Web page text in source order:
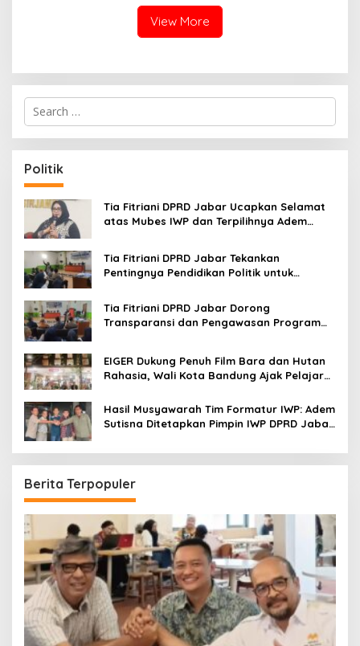
View More
S
r
c
h
f
o
:
Politik
Tia Fitriani DPRD Jabar Ucapkan Selamat
atas Mubes IWP dan Terpilihnya Adem
Tia Fitriani DPRD Jabar Tekankan
Pentingnya Pendidikan Politik untuk
Bandung
Tia Fitriani DPRD Jabar Dorong
Transparansi dan Pengawasan Program
EIGER Dukung Penuh Film Bara dan Hutan
Rahasia, Wali Kota Bandung Ajak Pelajar
Hasil Musyawarah Tim Formatur IWP: Adem
Sutisna Ditetapkan Pimpin IWP DPRD Jabar
Berita Terpopuler